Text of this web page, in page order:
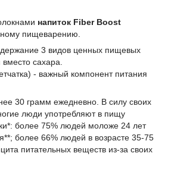
напиток Fiber Boost
пищеварению.
3 видов ценных пищевых
сахара.
- важный компонент питания
30 грамм ежедневно. В силу своих
люди употребляют в пищу
более 75% людей моложе 24 лет
более 66% людей в возрасте 35-75
питательных веществ из-за своих